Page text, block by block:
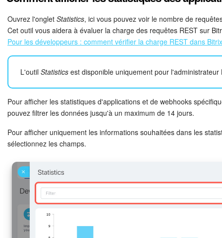
Ouvrez l'onglet Statistics, ici vous pouvez voir le nombre de
Cet outil vous aidera à évaluer la charge des requêtes REST sur
Pour les développeurs : comment vérifier la charge REST dans
L'outil Statistics est disponible uniquement pour l'administrateur
Pour afficher les statistiques d'applications et de webhooks
pouvez filtrer les données jusqu'à un maximum de 14 jours.
Pour afficher uniquement les informations souhaitées dans les
sélectionnez les champs.